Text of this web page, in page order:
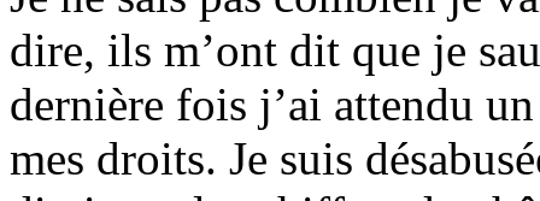
dire, ils m’ont dit que je
dernière fois j’ai attendu
mes droits. Je suis